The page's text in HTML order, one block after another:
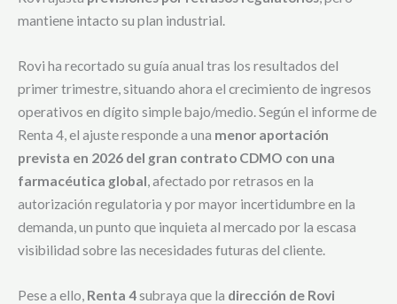
mantiene intacto su plan industrial.
Rovi ha recortado su guía anual tras los resultados del
primer trimestre, situando ahora el crecimiento de ingresos
operativos en dígito simple bajo/medio. Según el informe de
Renta 4, el ajuste responde a una menor aportación
prevista en 2026 del gran contrato CDMO con una
farmacéutica global, afectado por retrasos en la
autorización regulatoria y por mayor incertidumbre en la
demanda, un punto que inquieta al mercado por la escasa
visibilidad sobre las necesidades futuras del cliente.
Pese a ello, Renta 4subraya que la dirección de Rovi